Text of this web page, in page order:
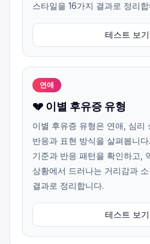
스타일을 16가지 결과로 정리합
테스트 보기
연애
💔 이별 후유증 유형
이별 후유증 유형은 연애, 심리
반응과 표현 방식을 살펴봅니
기준과 반응 패턴을 확인하고,
상황에서 드러나는 거리감과
결과로 정리합니다.
테스트 보기